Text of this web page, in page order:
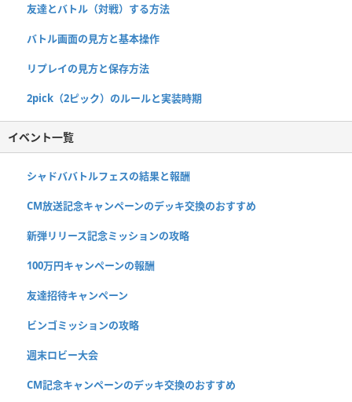
友達とバトル（対戦）する方法
バトル画面の見方と基本操作
リプレイの見方と保存方法
2pick（2ピック）のルールと実装時期
イベント一覧
シャドババトルフェスの結果と報酬
CM放送記念キャンペーンのデッキ交換のおすすめ
新弾リリース記念ミッションの攻略
100万円キャンペーンの報酬
友達招待キャンペーン
ビンゴミッションの攻略
週末ロビー大会
CM記念キャンペーンのデッキ交換のおすすめ